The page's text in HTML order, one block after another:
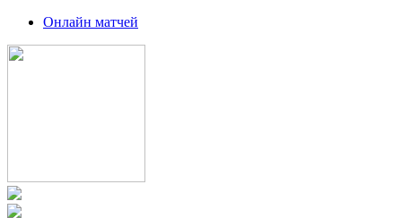
Онлайн матчей